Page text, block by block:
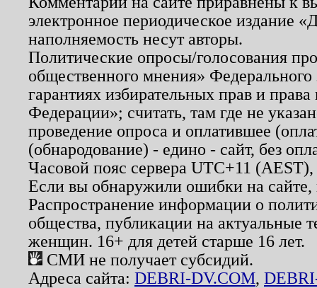
электронное периодическое издание
наполняемость несут авторы.
Политические опросы/голосования
общественного мнения»
гарантиях избирательных прав и
Федерации»; считать, там где не
проведение опроса и оплатившее
(обнародование) - едино - сайт, без
Часовой пояс сервера UTC+11
Если вы обнаружили ошибки на
Распространение информации о
общества, публикации на актуальные
женщин. 16+ для детей старше 16 лет.
СМИ не получает субсидий.
Адреса сайта: DEBRI-DV.COM,